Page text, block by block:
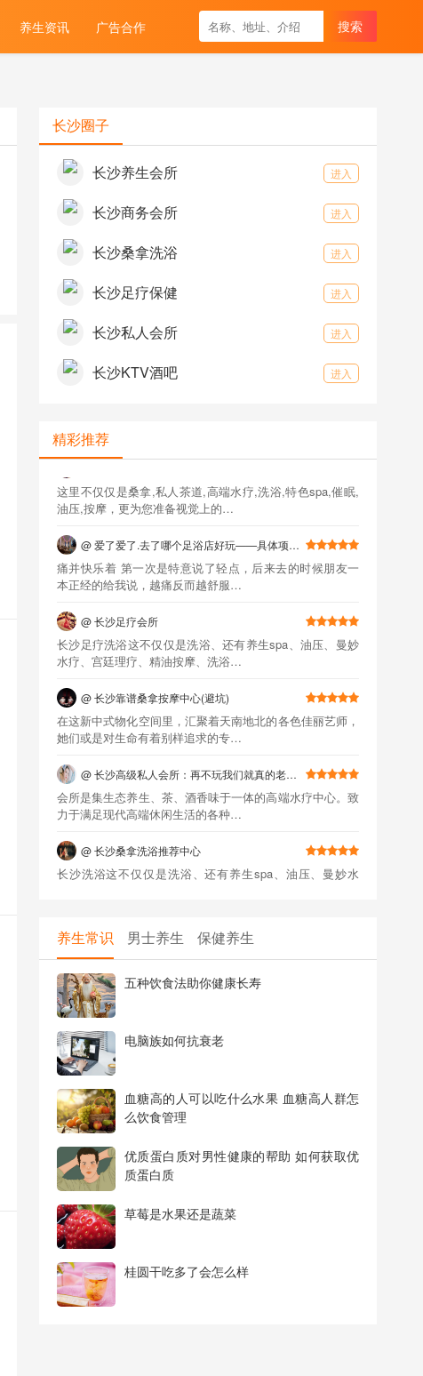
养生资讯 广告合作
长沙圈子
长沙养生会所 进入
长沙商务会所 进入
长沙桑拿洗浴 进入
长沙足疗保健 进入
长沙私人会所 进入
长沙KTV酒吧 进入
精彩推荐
@长沙桑拿会所 好玩的 好耍的 都有
这里不仅仅是桑拿,私人茶道,高端水疗,洗浴,特色spa,催眠,
油压,按摩，更为您准备视觉上的…
@爱了爱了.去了哪个足浴店好玩——具体项…
痛并快乐着 第一次是特意说了轻点，后来去的时候朋友一
本正经的给我说，越痛反而越舒服…
@长沙足疗会所
长沙足疗洗浴这不仅仅是洗浴、还有养生spa、油压、曼妙
水疗、宫廷理疗、精油按摩、洗浴…
@长沙靠谱桑拿按摩中心(避坑)
在这新中式物化空间里，汇聚着天南地北的各色佳丽艺师，
她们或是对生命有着别样追求的专…
@长沙高级私人会所：再不玩我们就真的老…
会所是集生态养生、茶、酒香味于一体的高端水疗中心。致
力于满足现代高端休闲生活的各种…
@长沙桑拿洗浴推荐中心
长沙洗浴这不仅仅是洗浴、还有养生spa、油压、曼妙水
疗、宫廷理疗、精油按摩、洗浴、催…
压桑拿按摩会馆,专业提供桑拿,私…
@长沙休闲会所
我们是长沙一家集休闲娱乐、推拿保健等众多专业服务项目
为一体的长沙高端spa会馆，专业…
@广泉居养生馆
性价比非常高，短头发小姐姐开背很舒服，也会给你说有些
什么问题，很亲切～这个价格性价…
@益健·足疗汗蒸SPA
第一次去这种洗浴中心还是有点怕卫生问题的，长沙的洗浴
中心基本上被几家名气大的刷屏了…
@长沙私密会所体验中心
夜阑卧听风吹雨，铁马是你，冰河也是你；君问归期未有
期，巴山是你，夜雨也是你；月落乌…
@江南玉璞
玉璞作为滨江老字号，无论从服务还是手法都是绝对值得肯
养生常识 男士养生 保健养生
五种饮食法助你健康长寿
电脑族如何抗衰老
血糖高的人可以吃什么水果 血糖高人群怎
么饮食管理
优质蛋白质对男性健康的帮助 如何获取优
质蛋白质
草莓是水果还是蔬菜
桂圆干吃多了会怎么样